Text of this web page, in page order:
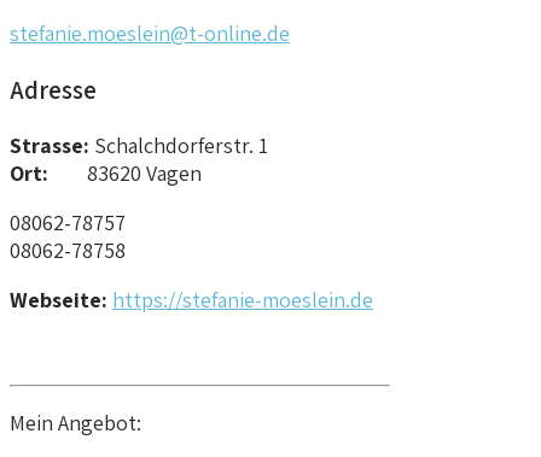
stefanie.moeslein@t-online.de
Adresse
Strasse: Schalchdorferstr. 1
Ort: 83620 Vagen
08062-78757
08062-78758
Webseite: https://stefanie-moeslein.de
Mein Angebot: